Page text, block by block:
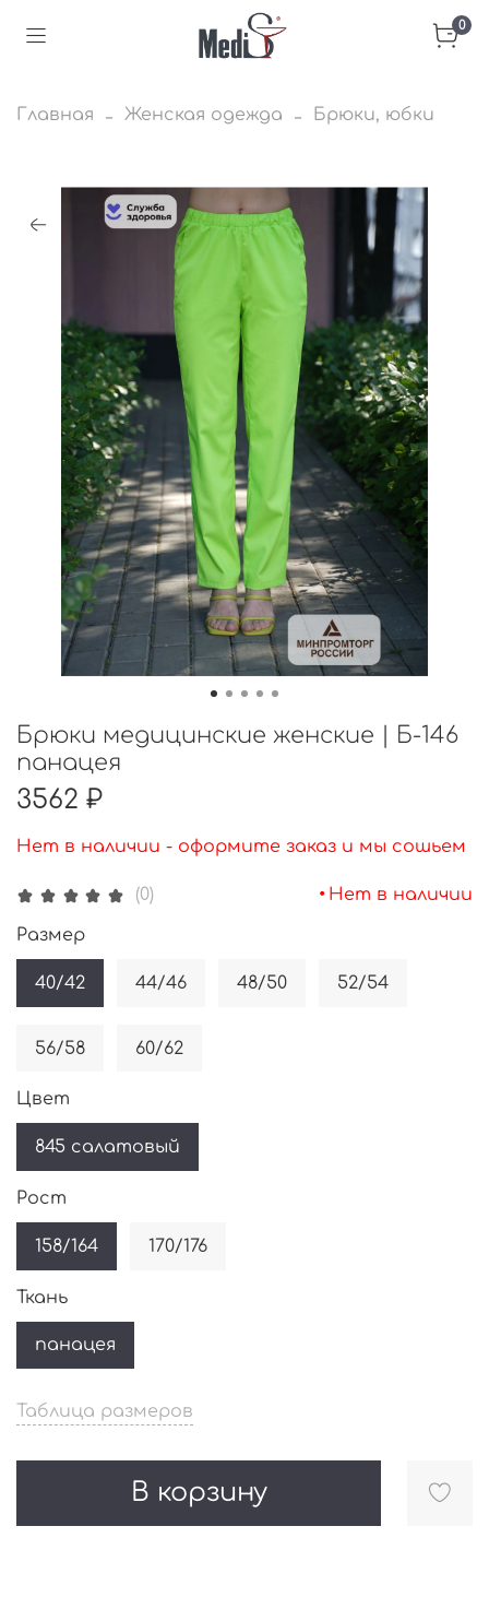
0
Главная Женская одежда Брюки, юбки
(0) • Нет в наличии
Брюки медицинские женские | Б-146
панацея
3562 ₽
Нет в наличии - оформите заказ и мы сошьем
Таблица размеров
В корзину
Размер
40/42 44/46 48/50 52/54
56/58 60/62
Цвет
845 салатовый
Рост
158/164 170/176
Ткань
панацея